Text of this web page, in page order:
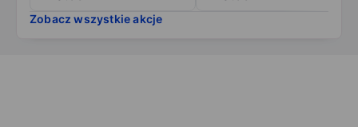
Zobacz wszystkie akcje